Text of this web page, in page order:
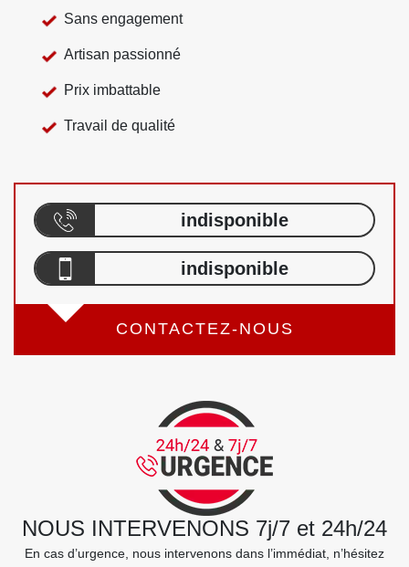
Sans engagement
Artisan passionné
Prix imbattable
Travail de qualité
indisponible
indisponible
CONTACTEZ-NOUS
NOUS INTERVENONS 7j/7 et 24h/24
En cas d’urgence, nous intervenons dans l’immédiat, n’hésitez